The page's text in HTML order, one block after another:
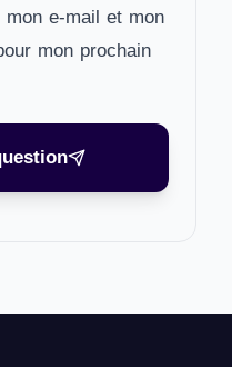
mon e-mail et mon
mon prochain